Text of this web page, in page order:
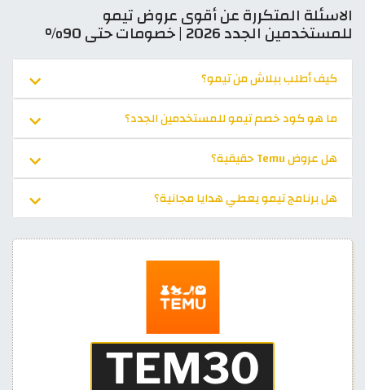
الاسئلة المتكررة عن أقوى عروض تيمو
للمستخدمين الجدد 2026 | خصومات حتى 90%
كيف أطلب ببلاش من تيمو؟
ما هو كود خصم تيمو للمستخدمين الجدد؟
هل عروض Temu حقيقية؟
هل برنامج تيمو يعطي هدايا مجانية؟